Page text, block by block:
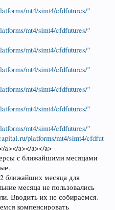
mt4/simt4/cfdfutures/"
mt4/simt4/cfdfutures/"
mt4/simt4/cfdfutures/"
mt4/simt4/cfdfutures/"
mt4/simt4/cfdfutures/"
mt4/simt4/cfdfutures/"
mt4/simt4/cfdfutures/"
platforms/mt4/simt4/cfdfut
a></a></a></a>
с ближайшими месяцами
ближайших месяца для
месяца не пользовались
Вводить их не собираемся.
компенсировать